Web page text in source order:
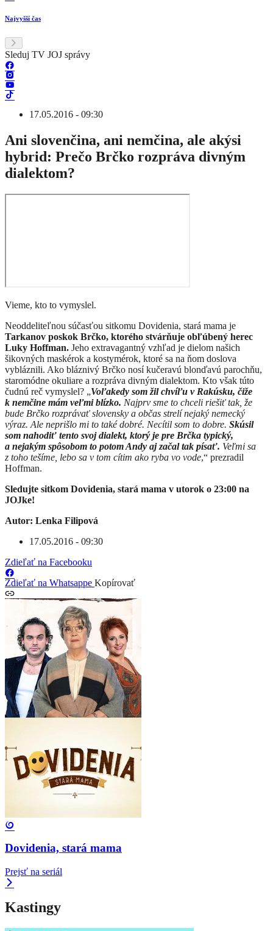
Najvyšší čas
Sleduj TV JOJ správy
17.05.2016 - 09:30
Ani slovenčina, ani nemčina, ale akýsi
hybrid: Prečo Brčko rozpráva divným
dialektom?
Vieme, kto to vymyslel.
Neoddeliteľnou súčasťou sitkomu Dovidenia, stará mama je
Tarkanov poskok Brčko, ktorého stvárňuje obľúbený herec
Luky Hoffman. Jeho extravagantný vzhľad je dielom našich
šikovných maskérok a kostymérok, ktoré sa na ňom doslova
vybláznili. Ako bláznivý Brčko nosí kučeravú blonďavú parochňu,
staromódne okuliare a rozpráva divným dialektom. Kto však túto
čudnú reč vymyslel? „Voľakedy som žil chvíľu v Rakúsku, čiže
k nemčine mám veľmi blízko. Najprv sme to chceli riešiť tak, že
bude Brčko rozprávať slovensky a občas strelí nejaký nemecký
výraz. Ale neprišlo mi to také dobré. Necítil som to dobre. Skúsil
som nahodiť tento svoj dialekt, ktorý je pre Brčka typický,
a nejakým spôsobom to potom Andy aj začal tak písať. Veľmi sa
z toho tešíme, lebo sa v tom cítim ako ryba vo vode,“ prezradil
Hoffman.
Sledujte sitkom Dovidenia, stará mama v utorok o 23:00 na
JOJke!
Autor: Lenka Filipová
17.05.2016 - 09:30
Zdieľať na Facebooku
Zdieľať na Whatsappe Kopírovať
Dovidenia, stará mama
Prejsť na seriál
Kastingy